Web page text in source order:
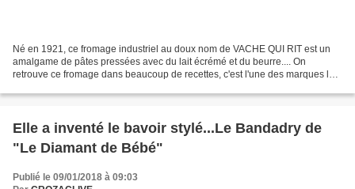
Né en 1921, ce fromage industriel au doux nom de VACHE QUI RIT est un
amalgame de pâtes pressées avec du lait écrémé et du beurre.... On
retrouve ce fromage dans beaucoup de recettes, c'est l'une des marques les
Elle a inventé le bavoir stylé...Le Bandadry de
"Le Diamant de Bébé"
Publié le 09/01/2018 à 09:03